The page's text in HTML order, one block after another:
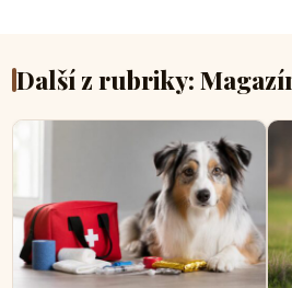
Další z rubriky: